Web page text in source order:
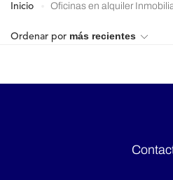
Quinta
4 ambientes
5 ambientes
Inicio Oficinas en alquiler
Ordenar por más recientes